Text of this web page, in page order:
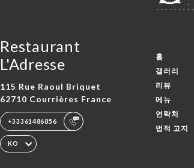
Restaurant
L'Adresse
115 Rue Raoul Briquet
62710 Courrières France
+33361486856
KO
홈
갤러리
리뷰
메뉴
연락처
법적 고지